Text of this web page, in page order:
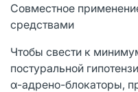
Совместное
средствами
Чтобы свести к
постуральной
α-адрено-блокаторы,